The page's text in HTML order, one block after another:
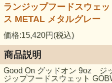
ランジップフードスウェ
ス METAL メタルグレー
価格:15,420円(税込)
商品説明
Good On グッドオン 9oz ジ
ジップフードスウェット